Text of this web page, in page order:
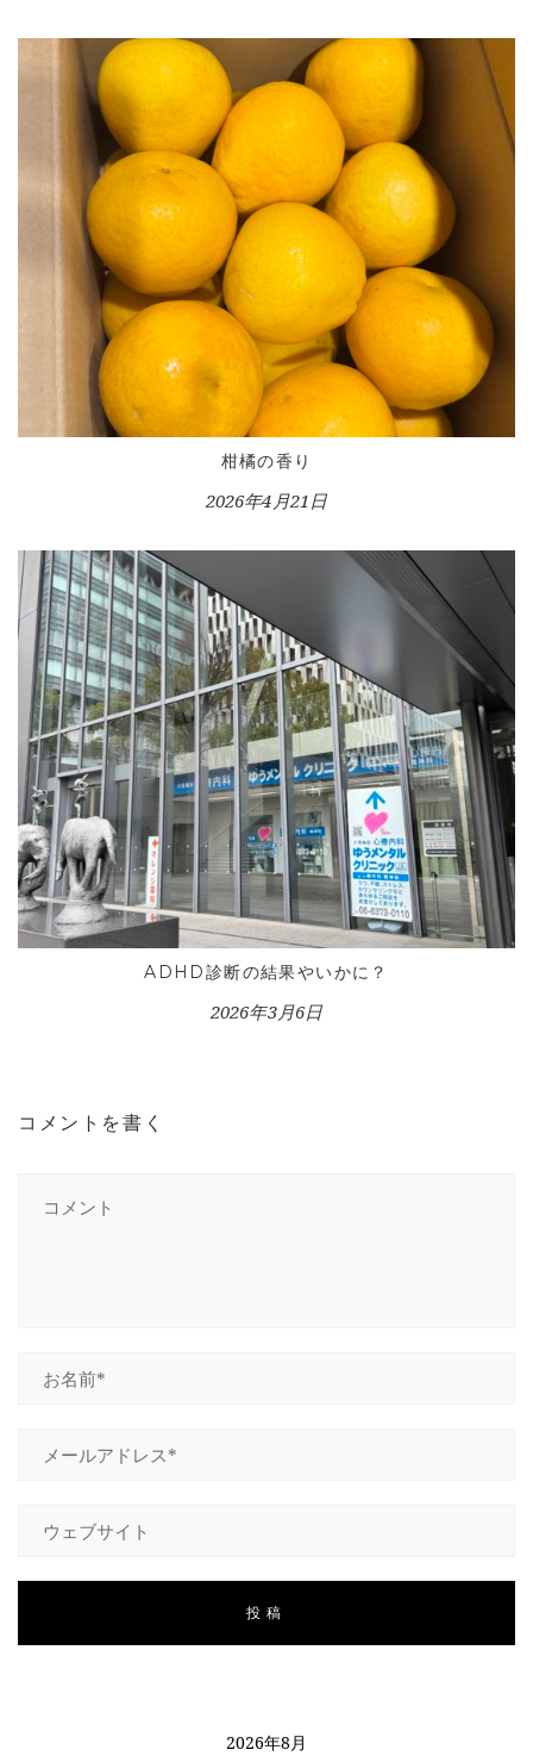
HOME
INFORMATION
VOICE GALLERY
CONTACT
柑橘の香り
2026年4月21日
ADHD診断の結果やいかに？
2026年3月6日
コメントを書く
2026年8月